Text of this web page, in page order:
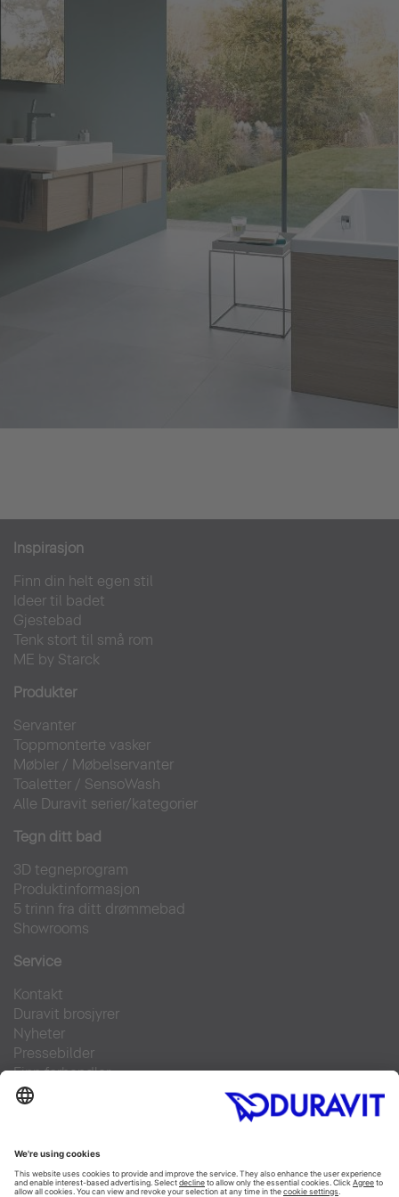
Inspirasjon
Finn din helt egen stil
Ideer til badet
Gjestebad
Tenk stort til små rom
ME by Starck
Produkter
Servanter
Toppmonterte vasker
Møbler / Møbelservanter
Toaletter / SensoWash
Alle Duravit serier/kategorier
Tegn ditt bad
3D tegneprogram
Produktinformasjon
5 trinn fra ditt drømmebad
Showrooms
Service
Kontakt
Duravit brosjyrer
Nyheter
Pressebilder
Finn forhandler
Ofte stilte spørsmål
Facebook
Instagram